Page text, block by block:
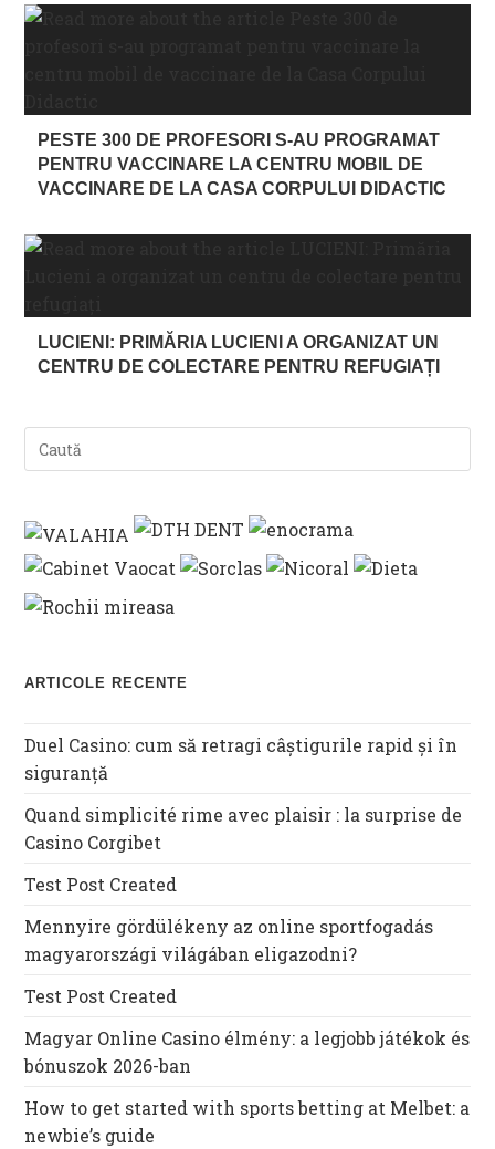
PESTE 300 DE PROFESORI S-AU PROGRAMAT
PENTRU VACCINARE LA CENTRU MOBIL DE
VACCINARE DE LA CASA CORPULUI DIDACTIC
LUCIENI: PRIMĂRIA LUCIENI A ORGANIZAT UN
CENTRU DE COLECTARE PENTRU REFUGIAȚI
ARTICOLE RECENTE
Duel Casino: cum să retragi câștigurile rapid și în
siguranță
Quand simplicité rime avec plaisir : la surprise de
Casino Corgibet
Test Post Created
Mennyire gördülékeny az online sportfogadás
magyarországi világában eligazodni?
Test Post Created
Magyar Online Casino élmény: a legjobb játékok és
bónuszok 2026-ban
How to get started with sports betting at Melbet: a
newbie’s guide